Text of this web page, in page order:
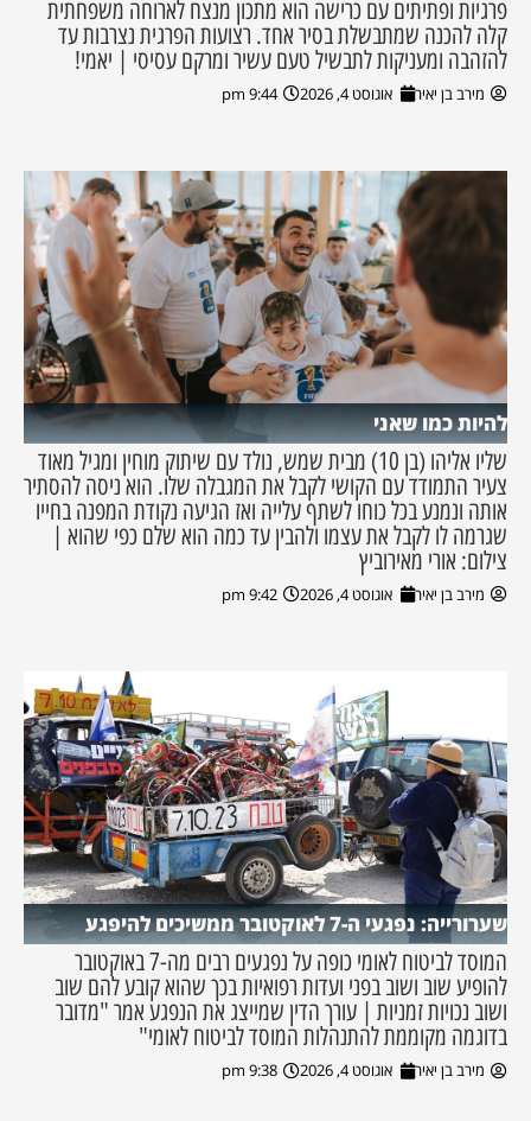
פרגיות ופתיתים עם כרישה הוא מתכון מנצח לארוחה משפחתית
קלה להכנה שמתבשלת בסיר אחד. רצועות הפרגית נצרבות עד
להזהבה ומעניקות לתבשיל טעם עשיר ומרקם עסיסי | יאמי!
מירב בן יאיר אוגוסט 4, 2026 9:44 pm
להיות כמו שאני
שליו אליהו (בן 10) מבית שמש, נולד עם שיתוק מוחין ומגיל מאוד
צעיר התמודד עם הקושי לקבל את המגבלה שלו. הוא ניסה להסתיר
אותה ונמנע בכל כוחו לשתף עלייה ואז הגיעה נקודת המפנה בחייו
שגרמה לו לקבל את עצמו ולהבין עד כמה הוא שלם כפי שהוא |
צילום: אורי מאירוביץ
מירב בן יאיר אוגוסט 4, 2026 9:42 pm
שערורייה: נפגעי ה-7 לאוקטובר ממשיכים להיפגע
המוסד לביטוח לאומי כופה על נפגעים רבים מה-7 באוקטובר
להופיע שוב ושוב בפני ועדות רפואיות בכך שהוא קובע להם שוב
ושוב נכויות זמניות | עורך הדין שמייצג את הנפגע אמר "מדובר
בדוגמה מקוממת להתנהלות המוסד לביטוח לאומי"
מירב בן יאיר אוגוסט 4, 2026 9:38 pm